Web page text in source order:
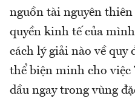
nguồn tài nguyên
quyền kinh tế của
cách lý giải nào về quy
thể biện minh cho
dầu ngay trong vùng